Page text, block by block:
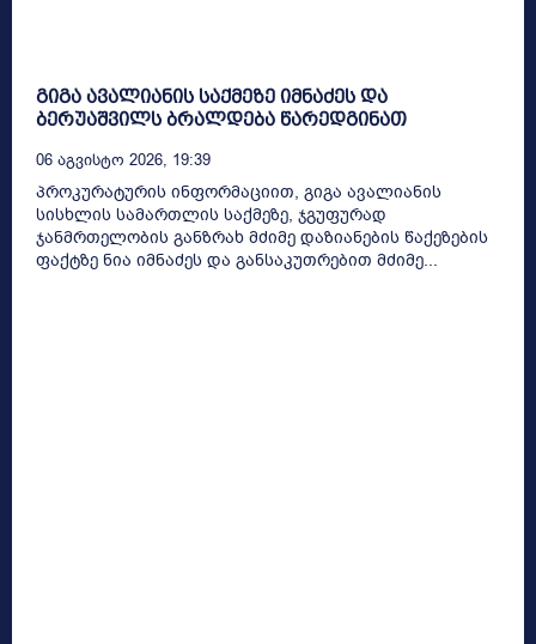
გიგა ავალიანის საქმეზე იმნაძეს და
ბერუაშვილს ბრალდება წარედგინათ
06 Აგვისტო 2026, 19:39
პროკურატურის ინფორმაციით, გიგა ავალიანის
სისხლის სამართლის საქმეზე, ჯგუფურად
ჯანმრთელობის განზრახ მძიმე დაზიანების წაქეზების
ფაქტზე ნია იმნაძეს და განსაკუთრებით მძიმე...